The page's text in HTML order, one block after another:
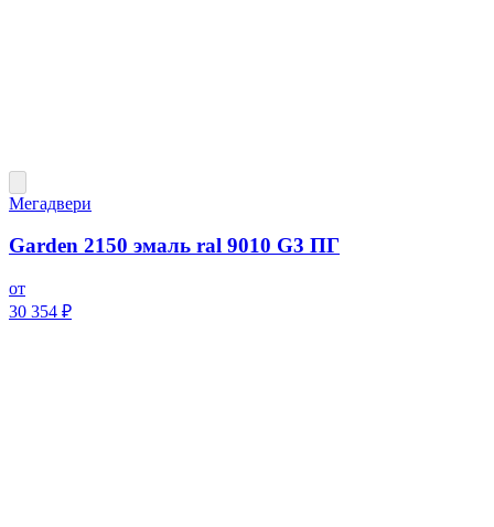
Мегадвери
Garden 2150 эмаль ral 9010 G3 ПГ
от
30 354 ₽